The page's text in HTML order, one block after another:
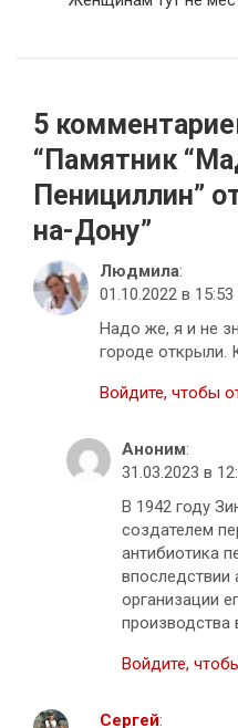
5
“ Памятник
Пенициллин”
на-Дону”
Людмила:
01.10.2022 в 15:53
Надо же, я и не
городе открыли.
Войдите, чтобы
Аноним:
31.03.2023 в
В 1942 году
создателем
антибиотика
впоследствии
организации
Войдите,
Сергей: